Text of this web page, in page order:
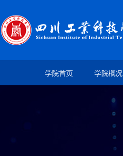
学院首页 学院概况